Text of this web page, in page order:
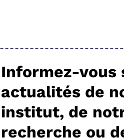
Informez-vous
actualités de
institut, de
recherche ou